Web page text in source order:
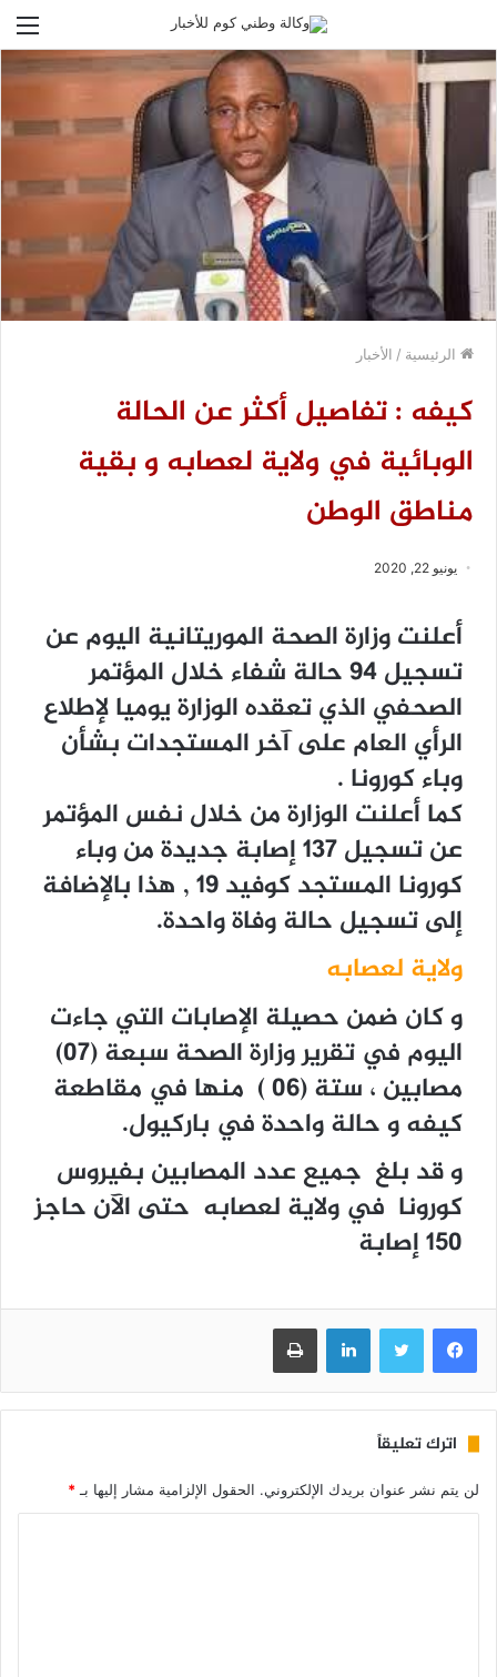
الرئيسية / الأخبار
كيفه : تفاصيل أكثر عن الحالة
الوبائية في ولاية لعصابه و بقية
مناطق الوطن
يونيو 22, 2020
ﺃﻋﻠﻨﺖ ﻭﺯﺍﺭﺓ ﺍﻟﺼﺤﺔ ﺍﻟﻤﻮﺭﻳﺘﺎﻧﻴﺔ ﺍﻟﻴﻮﻡ ﻋﻦ
ﺗﺴﺠﻴﻞ 94 ﺣﺎﻟﺔ ﺷﻔﺎﺀ ﺧﻼﻝ ﺍﻟﻤﺆﺗﻤﺮ
ﺍﻟﺼﺤﻔﻲ ﺍﻟﺬﻱ ﺗﻌﻘﺪﻩ ﺍﻟﻮﺯﺍﺭﺓ ﻳﻮﻣﻴﺎ ﻹﻃﻼﻉ
ﺍﻟﺮﺃﻱ ﺍﻟﻌﺎﻡ ﻋﻠﻰ ﺁﺧﺮ ﺍﻟﻤﺴﺘﺠﺪﺍﺕ ﺑﺸﺄﻥ
ﻭﺑﺎﺀ ﻛﻮﺭﻭﻧﺎ .
ﻛﻤﺎ ﺃﻋﻠﻨﺖ ﺍﻟﻮﺯﺍﺭﺓ ﻣﻦ ﺧﻼﻝ ﻧﻔﺲ ﺍﻟﻤﺆﺗﻤﺮ
ﻋﻦ ﺗﺴﺠﻴﻞ 137 ﺇﺻﺎﺑﺔ ﺟﺪﻳﺪﺓ ﻣﻦ ﻭﺑﺎﺀ
ﻛﻮﺭﻭﻧﺎ ﺍﻟﻤﺴﺘﺠﺪ ﻛﻮﻓﻴﺪ 19 , ﻫﺬﺍ ﺑﺎﻹﺿﺎﻓﺔ
ﺇﻟﻰ ﺗﺴﺠﻴﻞ ﺣﺎﻟﺔ ﻭﻓﺎﺓ ﻭﺍﺣﺪﺓ.
ولاية لعصابه
و كان ضمن حصيلة الإصابات التي جاءت
اليوم في تقرير وزارة الصحة سبعة (07)
مصابين ، ستة (06 ) منها في مقاطعة
كيفه و حالة واحدة في باركيول.
و قد بلغ جميع عدد المصابين بفيروس
كورونا في ولاية لعصابه حتى الآن حاجز
150 إصابة
فيسبوك تويتر لينكدإن طباعة
اترك تعليقاً
لن يتم نشر عنوان بريدك الإلكتروني. الحقول الإلزامية مشار إليها بـ *